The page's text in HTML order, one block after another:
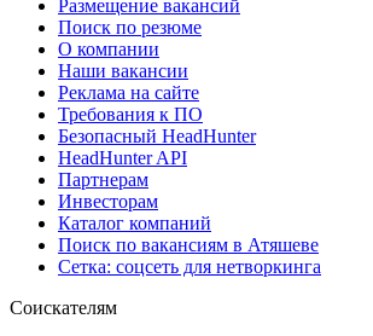
Размещение вакансий
Поиск по резюме
О компании
Наши вакансии
Реклама на сайте
Требования к ПО
Безопасный HeadHunter
HeadHunter API
Партнерам
Инвесторам
Каталог компаний
Поиск по вакансиям в Атяшеве
Сетка: соцсеть для нетворкинга
Соискателям